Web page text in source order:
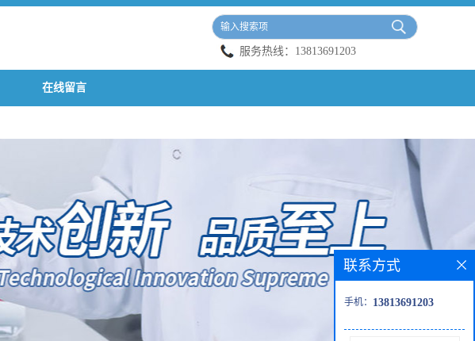
服务热线： 13813691203
在线留言
联系方式
手机： 13813691203